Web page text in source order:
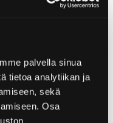
palvella sinua
tietoa analytiikan ja
sekä
Osa